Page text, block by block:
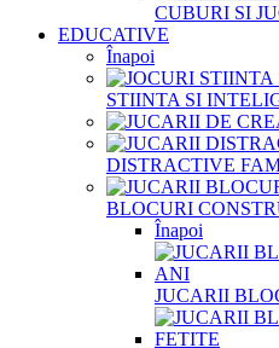
CUBURI SI
EDUCATIVE
Înapoi
STIINTA SI
DISTRACTIVE
BLOCURI
Înapoi
JUCARII